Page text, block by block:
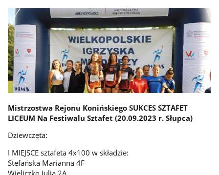
Mistrzostwa Rejonu Konińskiego SUKCES SZTAFET
LICEUM Na Festiwalu Sztafet (20.09.2023 r. Słupca)
Dziewczęta:
I MIEJSCE sztafeta 4x100 w składzie:
Stefańska Marianna 4F
Wieliczko Julia 2A